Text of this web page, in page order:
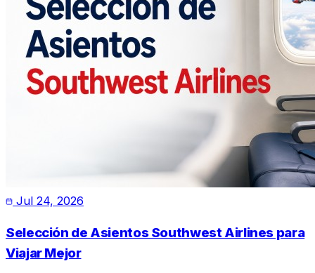
Jul 24, 2026
Selección de Asientos Southwest Airlines para
Viajar Mejor